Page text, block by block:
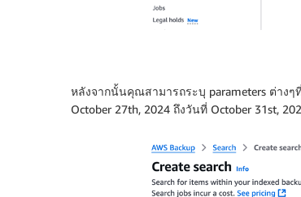
หลังจากนั้นคุณสามารถระบุ parameters ต่างๆ
October 27th, 2024 ถึงวันที่ October 31st,